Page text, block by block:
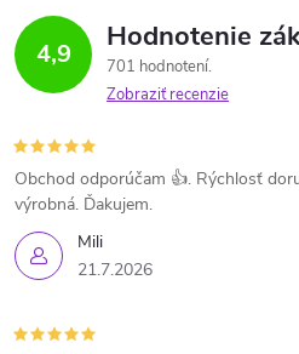
4,9 Hodnotenie
701 hodnotení
Zobraziť recenzie
Mili
21.7.2026
Obchod odporúčam 👍. Rýchlosť
výrobná. Ďakujem.